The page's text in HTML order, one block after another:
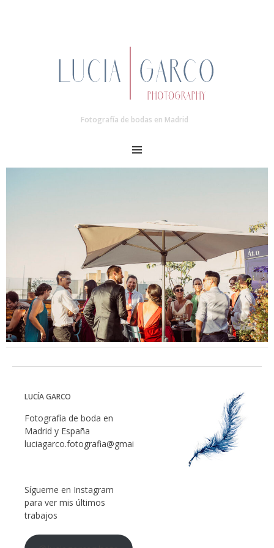
Fotografía de bodas en Madrid
MENU
LUCÍA GARCO
Fotografía de boda en
Madrid y España
luciagarco.fotografia@gmail.com
Sígueme en Instagram
para ver mis últimos
trabajos